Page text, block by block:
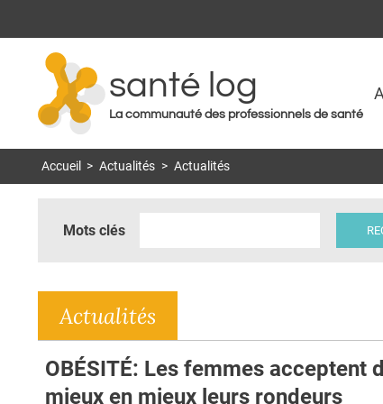
santé log
La communauté des professionnels de santé
Accueil > Actualités > Actualités
Mots clés
Actualités
OBÉSITÉ: Les femmes acceptent
mieux en mieux leurs rondeurs